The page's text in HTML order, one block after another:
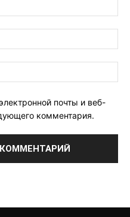
почты и веб-
комментария.